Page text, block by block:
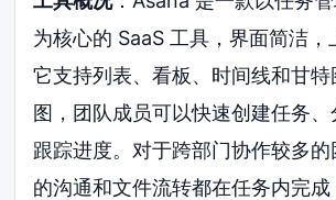
为核心的 SaaS 工具，界面简洁，
它支持列表、看板、时间线和甘
图，团队成员可以快速创建任务
跟踪进度。对于跨部门协作较多
的沟通和文件流转都在任务内完